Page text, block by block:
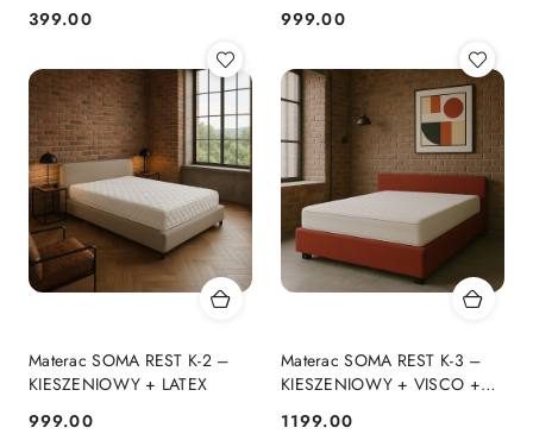
Cena:
399.00 Cena:
999.00
Materac SOMA REST K-2 –
KIESZENIOWY + LATEX
999.00
Materac SOMA REST K-3 –
KIESZENIOWY + VISCO +
1199.00